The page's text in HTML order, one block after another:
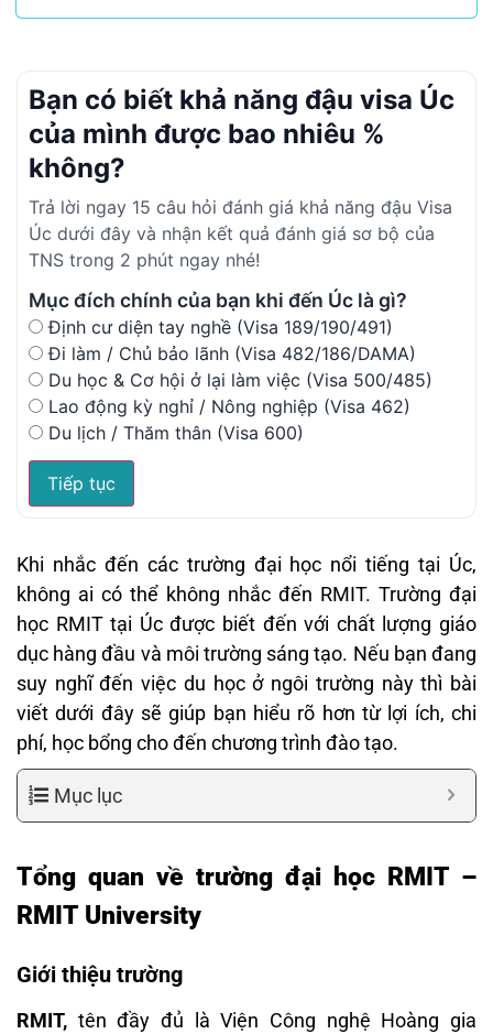
Bạn có biết khả năng đậu visa Úc
của mình được bao nhiêu %
không?
Trả lời ngay 15 câu hỏi đánh giá khả năng đậu Visa
Úc dưới đây và nhận kết quả đánh giá sơ bộ của
TNS trong 2 phút ngay nhé!
Mục đích chính của bạn khi đến Úc là gì?
Định cư diện tay nghề (Visa 189/190/491)
Đi làm / Chủ bảo lãnh (Visa 482/186/DAMA)
Du học & Cơ hội ở lại làm việc (Visa 500/485)
Lao động kỳ nghỉ / Nông nghiệp (Visa 462)
Du lịch / Thăm thân (Visa 600)
Tiếp tục
Khi nhắc đến các trường đại học nổi tiếng tại Úc,
không ai có thể không nhắc đến RMIT. Trường đại
học RMIT tại Úc được biết đến với chất lượng giáo
dục hàng đầu và môi trường sáng tạo. Nếu bạn đang
suy nghĩ đến việc du học ở ngôi trường này thì bài
viết dưới đây sẽ giúp bạn hiểu rõ hơn từ lợi ích, chi
phí, học bổng cho đến chương trình đào tạo.
Mục lục
Tổng quan về trường đại học RMIT –
RMIT University
Giới thiệu trường
RMIT, tên đầy đủ là Viện Công nghệ Hoàng gia